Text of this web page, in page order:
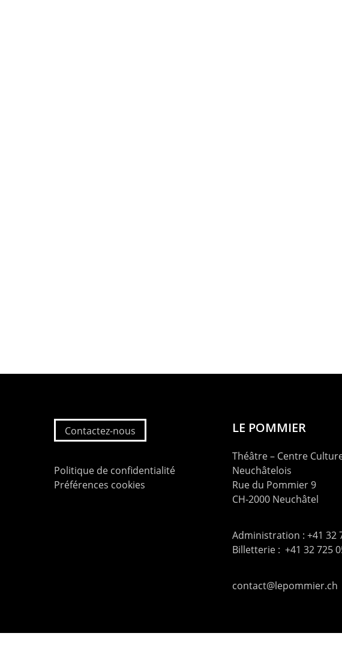
Contactez-nous
Politique de confidentialité
Préférences cookies
LE POMMIER
Théâtre – Centre
Neuchâtelois
Rue du Pommier 9
CH-2000 Neuchâtel
Administration : +41 32
Billetterie : +41 32 725
contact@lepommier.ch